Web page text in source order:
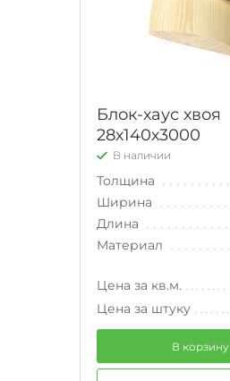
Блок-хаус хвоя
28х140х3000
В наличии
Толщина
Ширина
Длина
Материал
Цена за кв.м.
Цена за штуку
В корзину